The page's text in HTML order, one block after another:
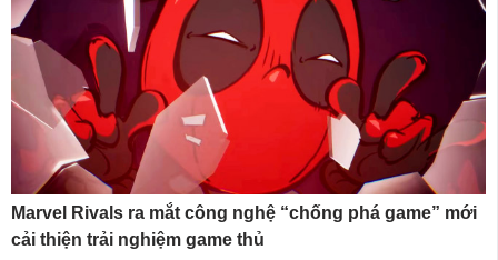
Marvel Rivals ra mắt công nghệ “chống phá game” mới
cải thiện trải nghiệm game thủ